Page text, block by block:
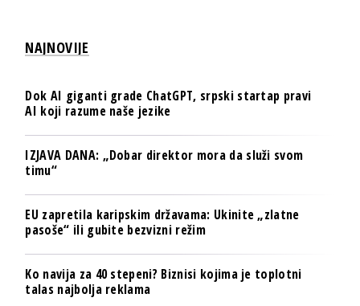
NAJNOVIJE
Dok AI giganti grade ChatGPT, srpski startap pravi
AI koji razume naše jezike
IZJAVA DANA: „Dobar direktor mora da služi svom
timu“
EU zapretila karipskim državama: Ukinite „zlatne
pasoše“ ili gubite bezvizni režim
Ko navija za 40 stepeni? Biznisi kojima je toplotni
talas najbolja reklama